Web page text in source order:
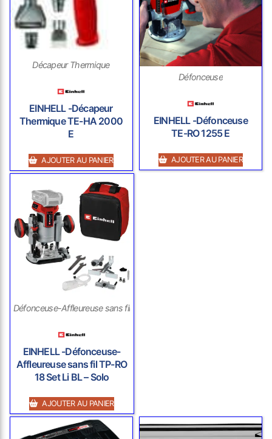
Décapeur Thermique
EINHELL -Décapeur
Thermique TE-HA 2000
E
AJOUTER AU PANIER
Défonceuse
EINHELL -Défonceuse
TE-RO 1255 E
AJOUTER AU PANIER
Défonceuse-Affleureuse sans fil
EINHELL -Défonceuse-
Affleureuse sans fil TP-RO
18 Set Li BL – Solo
AJOUTER AU PANIER